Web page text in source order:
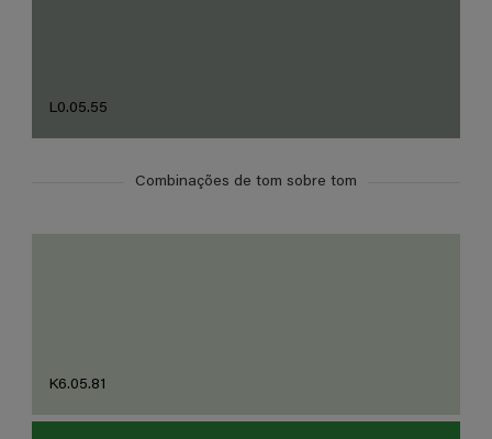
L0.05.55
Combinações de tom sobre tom
K6.05.81